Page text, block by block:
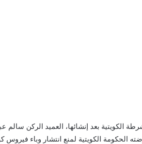
الكويتية بعد إنشائها، العميد الركن سالم
الحكومة الكويتية لمنع انتشار وباء فيروس